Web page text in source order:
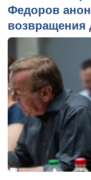
Федоров
возвращения